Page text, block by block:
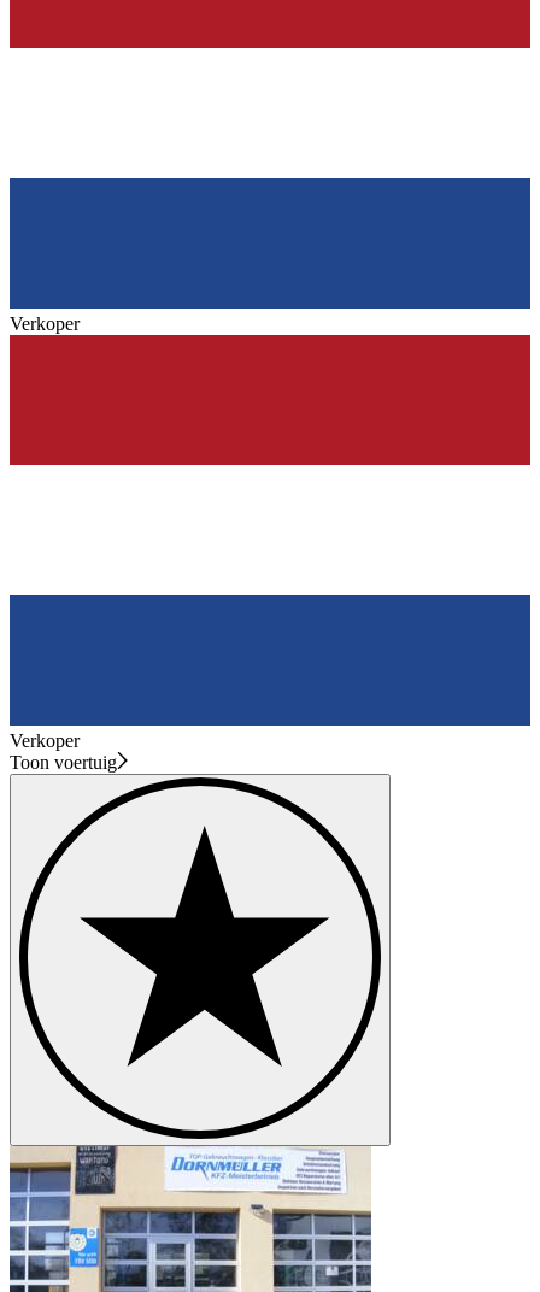
Verkoper
Verkoper
Toon voertuig